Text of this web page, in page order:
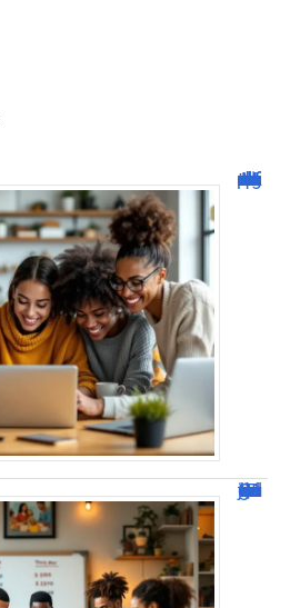
Malgrim com : tout ce que vous devez savoir sur la plateforme !
JetPunk : Quiz et jeux de culture générale